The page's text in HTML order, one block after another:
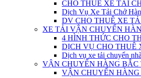
CHO THUÊ XE TẢI
Dịch Vụ Xe Tải Chở
DV CHO THUÊ XE
XE TẢI VẬN CHUYỂN
4 HÌNH THỨC CHO
DỊCH VỤ CHO THUÊ
Dịch vụ xe tải chuyển
VẬN CHUYỂN HÀNG BẮC
VẬN CHUYỂN